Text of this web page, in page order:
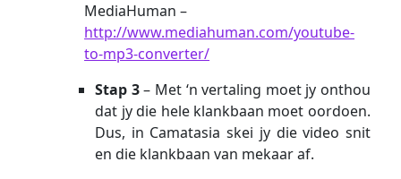
MediaHuman –
http://www.mediahuman.com/youtube-
to-mp3-converter/
Stap 3– Met ‘n vertaling moet jy onthou
dat jy die hele klankbaan moet oordoen.
Dus, in Camatasia skei jy die video snit
en die klankbaan van mekaar af.